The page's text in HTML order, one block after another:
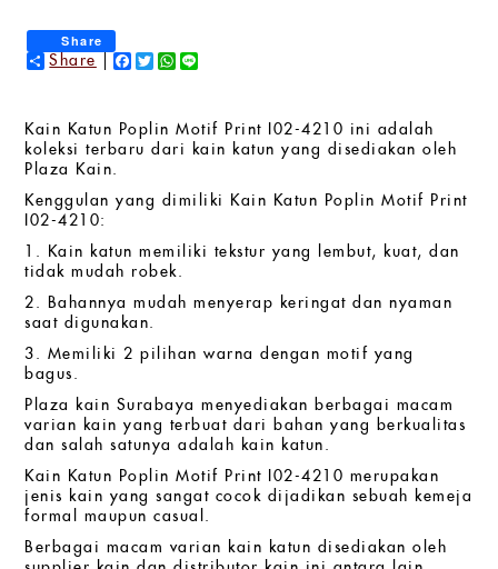
Share
Share Facebook
TwitterWhatsApp
Kain Katun Poplin Motif Print I02-4210 ini adalah
koleksi terbaru dari kain katun yang disediakan oleh
Plaza Kain.
Kenggulan yang dimiliki Kain Katun Poplin Motif Print
I02-4210:
1. Kain katun memiliki tekstur yang lembut, kuat, dan
tidak mudah robek.
2. Bahannya mudah menyerap keringat dan nyaman
saat digunakan.
3. Memiliki 2 pilihan warna dengan motif yang
bagus.
Plaza kain Surabaya menyediakan berbagai macam
varian kain yang terbuat dari bahan yang berkualitas
dan salah satunya adalah kain katun.
Kain Katun Poplin Motif Print I02-4210 merupakan
jenis kain yang sangat cocok dijadikan sebuah kemeja
formal maupun casual.
Berbagai macam varian kain katun disediakan oleh